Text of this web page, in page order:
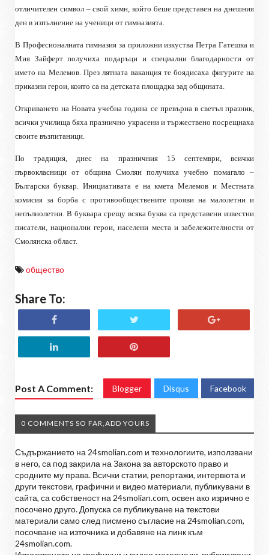
отличителен символ – свой химн, който беше представен на днешния
ден в изпълнение на ученици от гимназията.
В Професионалната гимназия за приложни изкуства Петра Гатешка и
Мия Зайферт получиха подаръци и специални благодарности от
името на Мелемов. През лятната ваканция те боядисаха фигурите на
приказни герои, които са на детската площадка зад общината.
Откриването на Новата учебна година се превърна в светъл празник,
всички училища бяха празнично украсени и тържествено посрещнаха
своите възпитаници.
По традиция, днес на празничния 15 септември, всички
първокласници от община Смолян получиха учебно помагало –
Български буквар. Инициативата е на кмета Мелемов и Местната
комисия за борба с противообществените прояви на малолетни и
непълнолетни. В буквара срещу всяка буква са представени известни
писатели, национални герои, населени места и забележителности от
Смолянска област.
общество
Share To:
Post A Comment: Blogger Disqus Facebook
0 COMMENTS SO FAR,ADD YOURS
Съдържанието на 24smolian.com и технологиите, използвани
в него, са под закрила на Закона за авторското право и
сродните му права. Всички статии, репортажи, интервюта и
други текстови, графични и видео материали, публикувани в
сайта, са собственост на 24smolian.com, освен ако изрично е
посочено друго. Допуска се публикуване на текстови
материали само след писмено съгласие на 24smolian.com,
посочване на източника и добавяне на линк към
24smolian.com.